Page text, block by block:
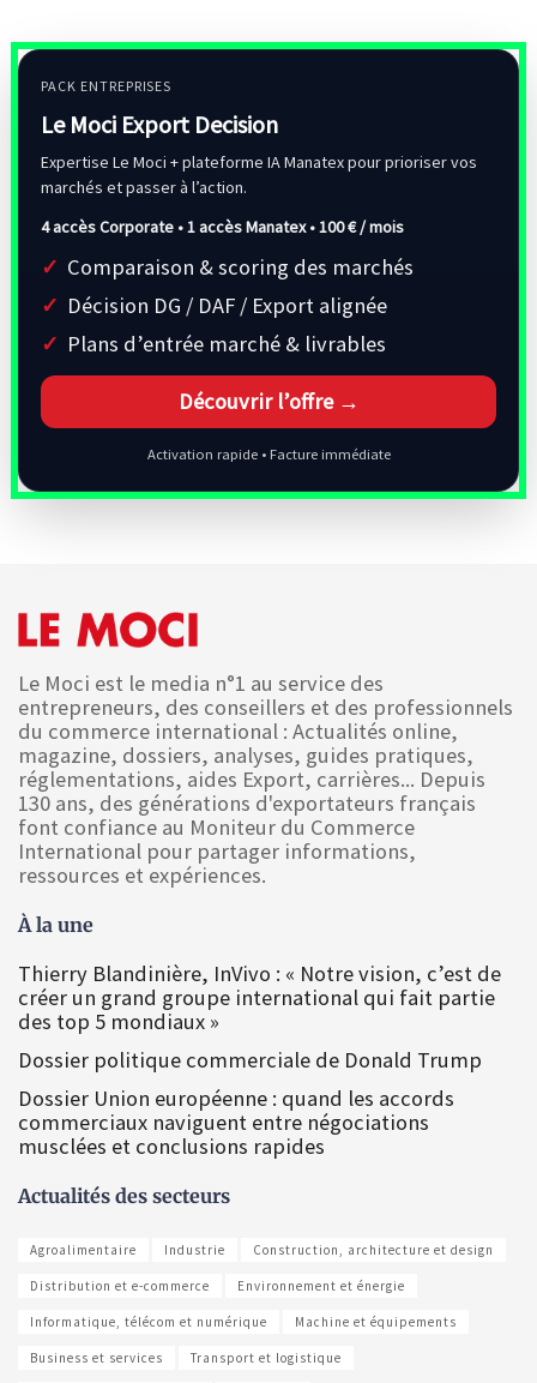
PACK ENTREPRISES
Le Moci Export Decision
Expertise Le Moci + plateforme IA Manatex pour prioriser vos
marchés et passer à l’action.
4 accès Corporate • 1 accès Manatex •100 € / mois
Comparaison & scoring des marchés
Décision DG / DAF / Export alignée
Plans d’entrée marché & livrables
Découvrir l’offre →
Activation rapide • Facture immédiate
Le Moci est le media n°1 au service des
entrepreneurs, des conseillers et des professionnels
du commerce international : Actualités online,
magazine, dossiers, analyses, guides pratiques,
réglementations, aides Export, carrières... Depuis
130 ans, des générations d'exportateurs français
font confiance au Moniteur du Commerce
International pour partager informations,
ressources et expériences.
À la une
Thierry Blandinière, InVivo : « Notre vision, c’est de
créer un grand groupe international qui fait partie
des top 5 mondiaux »
Dossier politique commerciale de Donald Trump
Dossier Union européenne : quand les accords
commerciaux naviguent entre négociations
musclées et conclusions rapides
Actualités des secteurs
Agroalimentaire Industrie Construction, architecture et design
Distribution et e-commerce Environnement et énergie
Informatique, télécom et numérique Machine et équipements
Business et services Transport et logistique